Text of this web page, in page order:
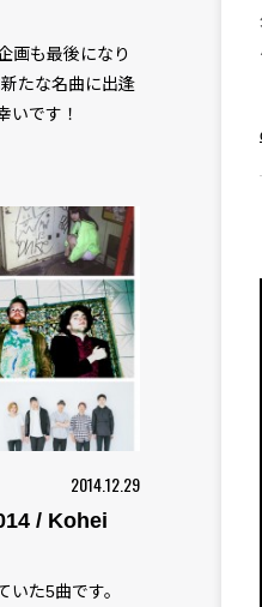
画も最後になり
たな名曲に出逢
いです！
2014.12.29
/ Kohei
いた5曲です。